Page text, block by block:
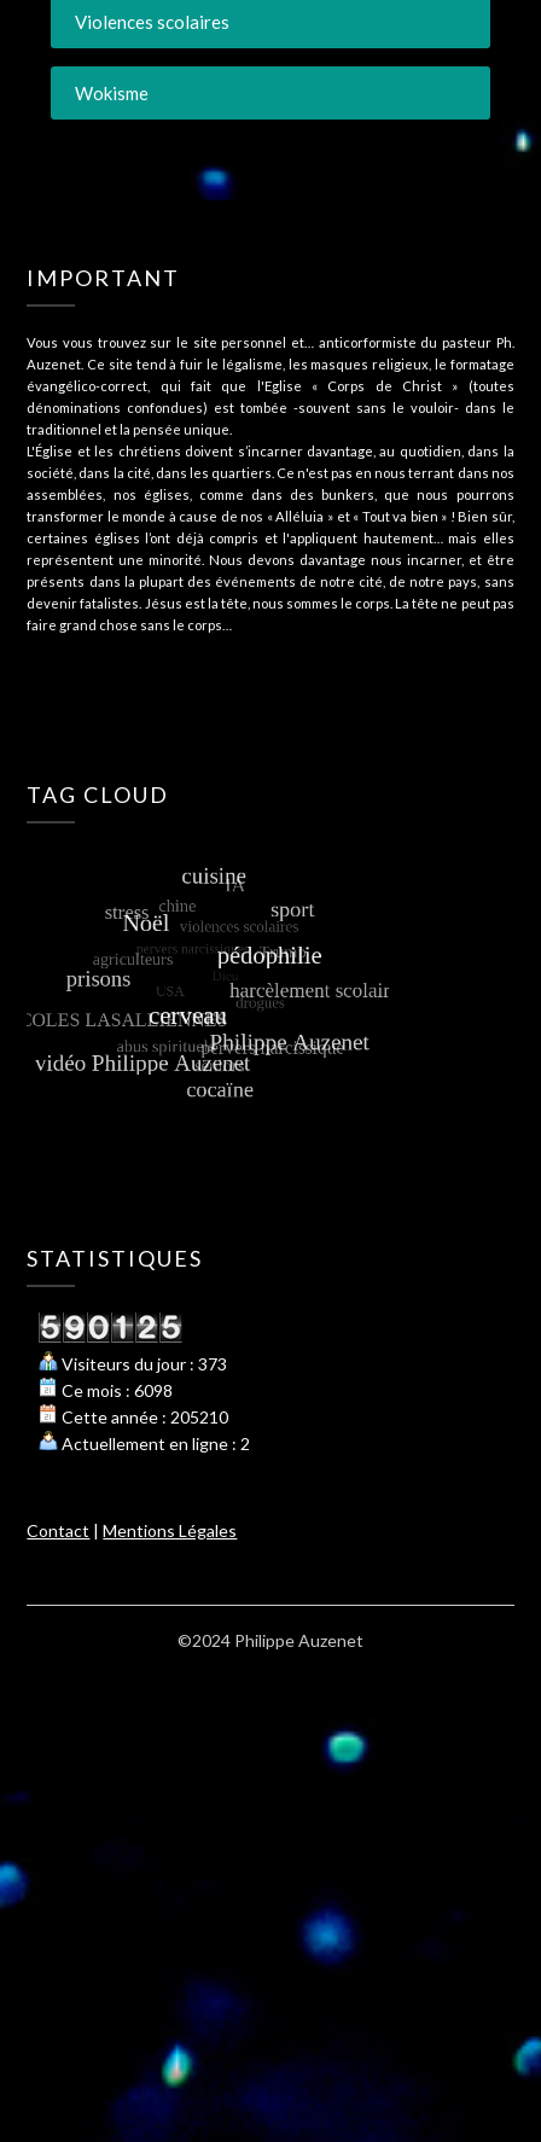
Violences scolaires
Wokisme
IMPORTANT
Vous vous trouvez sur le site personnel et… anticorformiste du pasteur Ph.
Auzenet. Ce site tend à fuir le légalisme, les masques religieux, le formatage
évangélico-correct, qui fait que l'Eglise « Corps de Christ » (toutes
dénominations confondues) est tombée -souvent sans le vouloir- dans le
traditionnel et la pensée unique.
L'Église et les chrétiens doivent s’incarner davantage, au quotidien, dans la
société, dans la cité, dans les quartiers. Ce n'est pas en nous terrant dans nos
assemblées, nos églises, comme dans des bunkers, que nous pourrons
transformer le monde à cause de nos « Alléluia » et « Tout va bien » ! Bien sûr,
certaines églises l’ont déjà compris et l'appliquent hautement… mais elles
représentent une minorité. Nous devons davantage nous incarner, et être
présents dans la plupart des événements de notre cité, de notre pays, sans
devenir fatalistes. Jésus est la tête, nous sommes le corps. La tête ne peut pas
faire grand chose sans le corps…
TAG CLOUD
STATISTIQUES
Visiteurs du jour : 373
Ce mois : 6098
Cette année : 205210
Actuellement en ligne : 2
Contact |Mentions Légales
©2024 Philippe Auzenet